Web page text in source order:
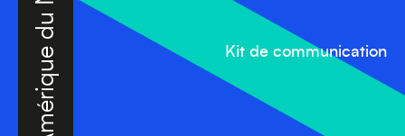
Kit de communication